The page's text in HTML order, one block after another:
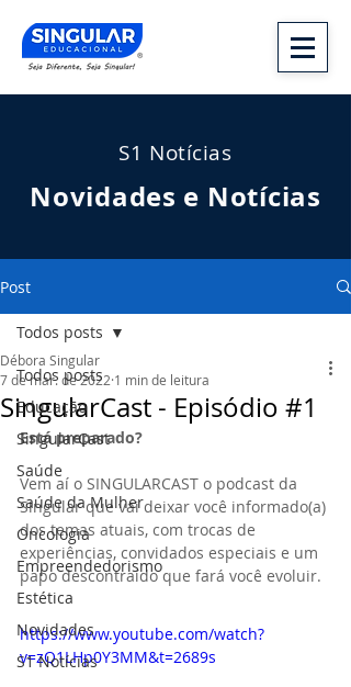
S1 Notícias
Novidades e Notícias
Post
Todos posts
Educação
SingularCast
Saúde
Saúde da Mulher
Oncologia
Empreendedorismo
Estética
Novidades
S1 Notícias
Todos posts
SingularCast - Episódio #1
Débora Singular
7 de mar. de 2022 1 min de leitura
Está preparado?
Vem aí o SINGULARCAST o podcast da
Singular que vai deixar você informado(a)
dos temas atuais, com trocas de
experiências, convidados especiais e um
papo descontraído que fará você evoluir.
https://www.youtube.com/watch?
v=zQ1LHp0Y3MM&t=2689s